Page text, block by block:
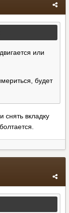
или
будет
снять вкладку